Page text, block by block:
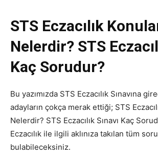
STS Eczacılık
Nelerdir? STS
Kaç Sorudur?
Bu yazımızda STS Eczacılık Sınavına
adayların çokça merak ettiği; STS
Nelerdir? STS Eczacılık Sınavı Kaç
Eczacılık ile ilgili aklınıza takılan tüm
bulabileceksiniz.